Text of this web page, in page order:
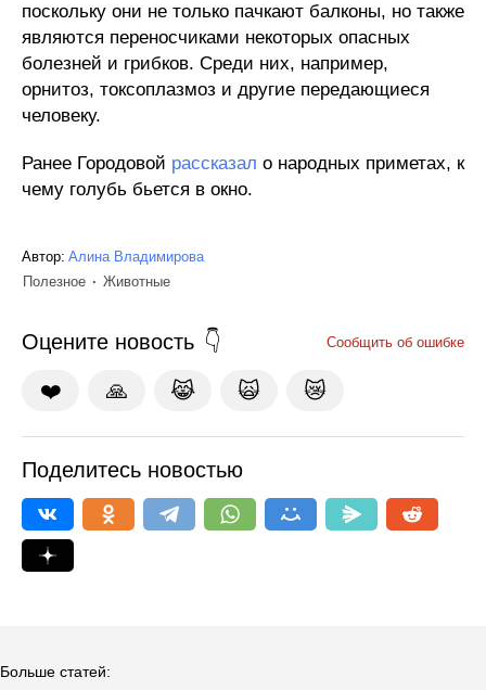
поскольку они не только пачкают балконы, но также
являются переносчиками некоторых опасных
болезней и грибков. Среди них, например,
орнитоз, токсоплазмоз и другие передающиеся
человеку.
Ранее Городовой рассказал о народных приметах, к
чему голубь бьется в окно.
Автор: Алина Владимирова
Полезное
Животные
Оцените новость Сообщить об ошибке
❤️ 🙏 😹 🙀 😿
Поделитесь новостью
Больше статей: